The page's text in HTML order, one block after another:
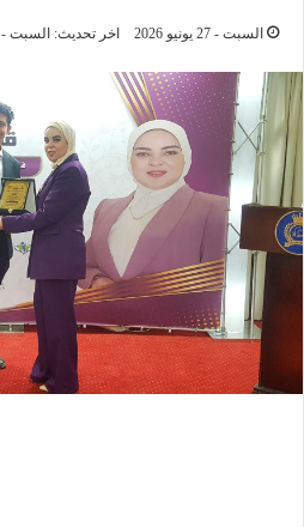
السبت - 27 يونيو 2026 اخر تحديث: السبت - 27 يونيو 2026